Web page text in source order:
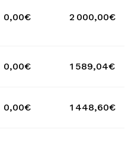
0,00€ 2 000,00€
0,00€ 1 589,04€
0,00€ 1 448,60€